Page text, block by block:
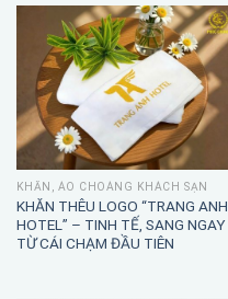
KHĂN, ÁO CHOÀNG KHÁCH SẠN
KHĂN THÊU LOGO “TRANG ANH
HOTEL” – TINH TẾ, SANG NGAY
TỪ CÁI CHẠM ĐẦU TIÊN